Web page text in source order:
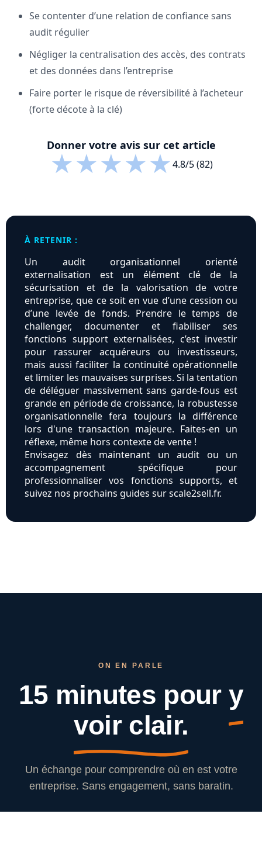
Se contenter d’une relation de confiance sans
audit régulier
Négliger la centralisation des accès, des contrats
et des données dans l’entreprise
Faire porter le risque de réversibilité à l’acheteur
(forte décote à la clé)
Donner votre avis sur cet article
★★★★★4.8/5 (82)
À RETENIR :
Un audit organisationnel orienté
externalisation est un élément clé de la
sécurisation et de la valorisation de votre
entreprise, que ce soit en vue d’une cession ou
d’une levée de fonds. Prendre le temps de
challenger, documenter et fiabiliser ses
fonctions support externalisées, c’est investir
pour rassurer acquéreurs ou investisseurs,
mais aussi faciliter la continuité opérationnelle
et limiter les mauvaises surprises. Si la tentation
de déléguer massivement sans garde-fous est
grande en période de croissance, la robustesse
organisationnelle fera toujours la différence
lors d'une transaction majeure. Faites-en un
réflexe, même hors contexte de vente !
Envisagez dès maintenant un audit ou un
accompagnement spécifique pour
professionnaliser vos fonctions supports, et
suivez nos prochains guides sur scale2sell.fr.
ON EN PARLE
15 minutes pour y
voir clair.
Un échange pour comprendre où en est votre
entreprise. Sans engagement, sans baratin.